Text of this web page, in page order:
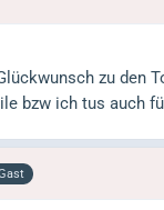
zu den
bzw ich tus auch